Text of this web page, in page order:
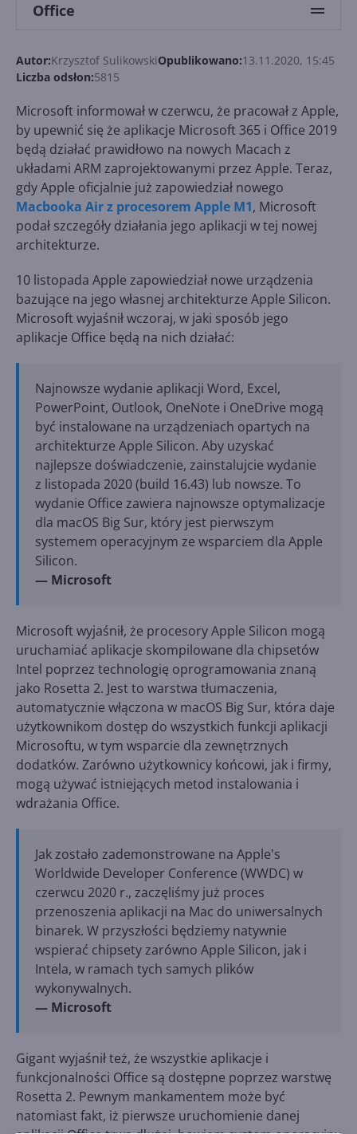
Office
Autor:Krzysztof SulikowskiOpublikowano:13.11.2020, 15:45
Liczba odsłon:5815
Microsoft informował w czerwcu, że pracował z Apple,
by upewnić się że aplikacje Microsoft 365 i Office 2019
będą działać prawidłowo na nowych Macach z
układami ARM zaprojektowanymi przez Apple. Teraz,
gdy Apple oficjalnie już zapowiedział nowego
Macbooka Air z procesorem Apple M1, Microsoft
podał szczegóły działania jego aplikacji w tej nowej
architekturze.
10 listopada Apple zapowiedział nowe urządzenia
bazujące na jego własnej architekturze Apple Silicon.
Microsoft wyjaśnił wczoraj, w jaki sposób jego
aplikacje Office będą na nich działać:
Najnowsze wydanie aplikacji Word, Excel,
PowerPoint, Outlook, OneNote i OneDrive mogą
być instalowane na urządzeniach opartych na
architekturze Apple Silicon. Aby uzyskać
najlepsze doświadczenie, zainstalujcie wydanie
z listopada 2020 (build 16.43) lub nowsze. To
wydanie Office zawiera najnowsze optymalizacje
dla macOS Big Sur, który jest pierwszym
systemem operacyjnym ze wsparciem dla Apple
Silicon.
— Microsoft
Microsoft wyjaśnił, że procesory Apple Silicon mogą
uruchamiać aplikacje skompilowane dla chipsetów
Intel poprzez technologię oprogramowania znaną
jako Rosetta 2. Jest to warstwa tłumaczenia,
automatycznie włączona w macOS Big Sur, która daje
użytkownikom dostęp do wszystkich funkcji aplikacji
Microsoftu, w tym wsparcie dla zewnętrznych
dodatków. Zarówno użytkownicy końcowi, jak i firmy,
mogą używać istniejących metod instalowania i
wdrażania Office.
Jak zostało zademonstrowane na Apple's
Worldwide Developer Conference (WWDC) w
czerwcu 2020 r., zaczęliśmy już proces
przenoszenia aplikacji na Mac do uniwersalnych
binarek. W przyszłości będziemy natywnie
wspierać chipsety zarówno Apple Silicon, jak i
Intela, w ramach tych samych plików
wykonywalnych.
— Microsoft
Gigant wyjaśnił też, że wszystkie aplikacje i
funkcjonalności Office są dostępne poprzez warstwę
Rosetta 2. Pewnym mankamentem może być
natomiast fakt, iż pierwsze uruchomienie danej